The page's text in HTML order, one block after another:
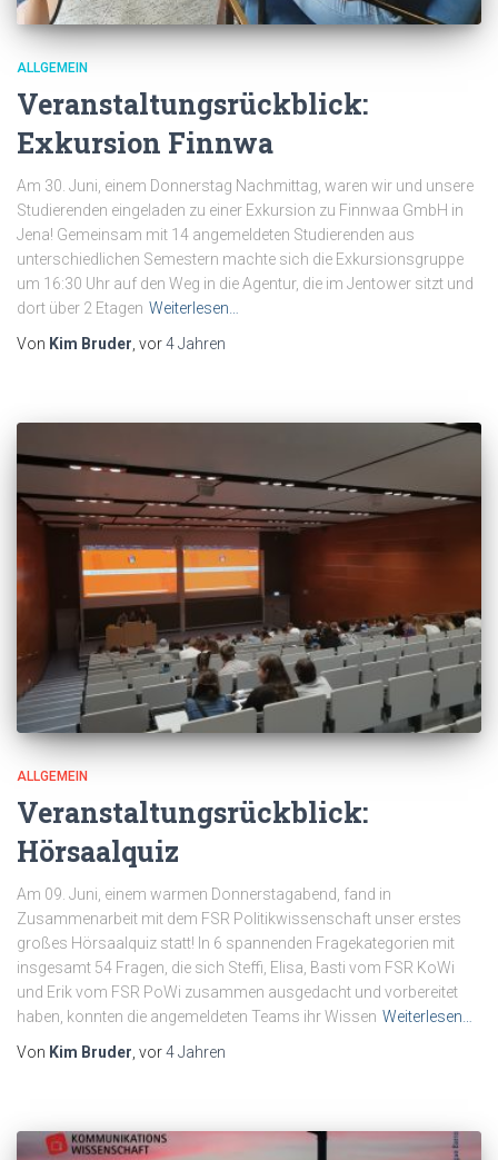
ALLGEMEIN
Veranstaltungsrückblick:
Exkursion Finnwa
Am 30. Juni, einem Donnerstag Nachmittag, waren wir und unsere
Studierenden eingeladen zu einer Exkursion zu Finnwaa GmbH in
Jena! Gemeinsam mit 14 angemeldeten Studierenden aus
unterschiedlichen Semestern machte sich die Exkursionsgruppe
um 16:30 Uhr auf den Weg in die Agentur, die im Jentower sitzt und
dort über 2 Etagen Weiterlesen…
Von Kim Bruder, vor4 Jahren
ALLGEMEIN
Veranstaltungsrückblick:
Hörsaalquiz
Am 09. Juni, einem warmen Donnerstagabend, fand in
Zusammenarbeit mit dem FSR Politikwissenschaft unser erstes
großes Hörsaalquiz statt! In 6 spannenden Fragekategorien mit
insgesamt 54 Fragen, die sich Steffi, Elisa, Basti vom FSR KoWi
und Erik vom FSR PoWi zusammen ausgedacht und vorbereitet
haben, konnten die angemeldeten Teams ihr Wissen Weiterlesen…
Von Kim Bruder , vor4 Jahren